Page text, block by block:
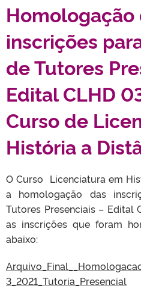
TELEFONES
Homologação
inscrições
de Tutores
Edital CLHD
Curso de
História a
O Curso Licenciatura em
a homologação das
Tutores Presenciais – Edital
as inscrições que foram
abaixo:
3_2021_Tutoria_Presencial